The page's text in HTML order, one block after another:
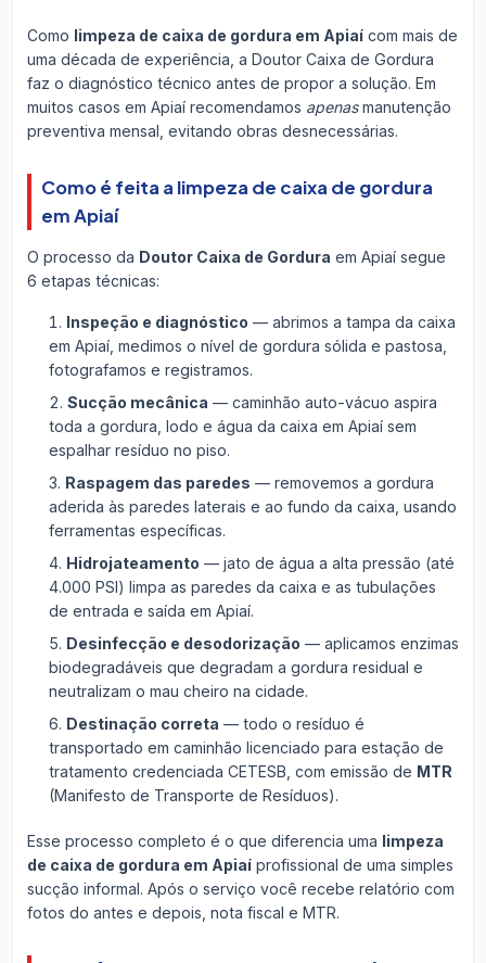
Como limpeza de caixa de gordura em Apiaícom mais de
uma década de experiência, a Doutor Caixa de Gordura
faz o diagnóstico técnico antes de propor a solução. Em
muitos casos em Apiaí recomendamos apenasmanutenção
preventiva mensal, evitando obras desnecessárias.
Como é feita a limpeza de caixa de gordura
em Apiaí
O processo da Doutor Caixa de Gordura em Apiaí segue
6 etapas técnicas:
Inspeção e diagnóstico — abrimos a tampa da caixa
em Apiaí, medimos o nível de gordura sólida e pastosa,
fotografamos e registramos.
Sucção mecânica — caminhão auto-vácuo aspira
toda a gordura, lodo e água da caixa em Apiaí sem
espalhar resíduo no piso.
Raspagem das paredes — removemos a gordura
aderida às paredes laterais e ao fundo da caixa, usando
ferramentas específicas.
Hidrojateamento — jato de água a alta pressão (até
4.000 PSI) limpa as paredes da caixa e as tubulações
de entrada e saída em Apiaí.
Desinfecção e desodorização — aplicamos enzimas
biodegradáveis que degradam a gordura residual e
neutralizam o mau cheiro na cidade.
Destinação correta — todo o resíduo é
transportado em caminhão licenciado para estação de
tratamento credenciada CETESB, com emissão de MTR
(Manifesto de Transporte de Resíduos).
Esse processo completo é o que diferencia uma limpeza
de caixa de gordura em Apiaíprofissional de uma simples
sucção informal. Após o serviço você recebe relatório com
fotos do antes e depois, nota fiscal e MTR.